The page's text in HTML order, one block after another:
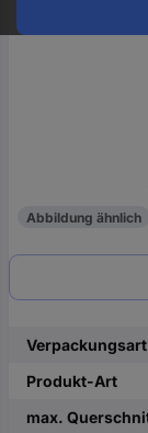
Abbildung ähnlich
Verpackungsart
Produkt-Art
max.